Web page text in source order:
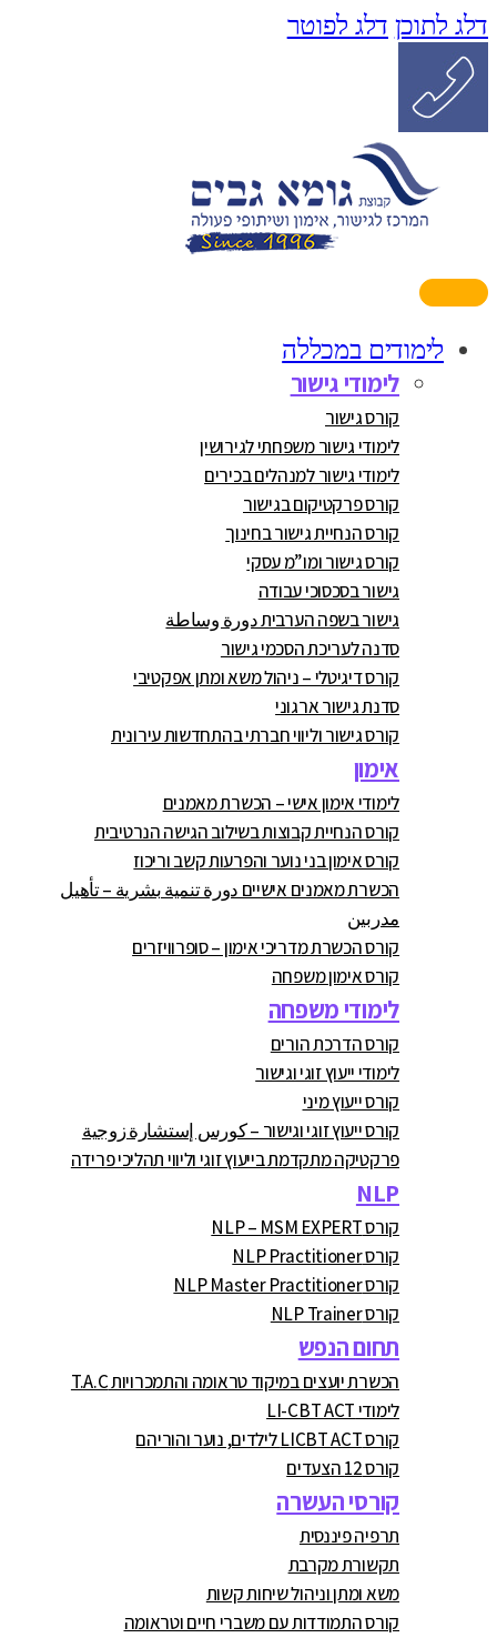
דלג לתוכן דלג לפוטר
לימודים במכללה
לימודי גישור
קורס גישור
לימודי גישור משפחתי לגירושין
לימודי גישור למנהלים בכירים
קורס פרקטיקום בגישור
קורס הנחיית גישור בחינוך
קורס גישור ומו”מ עסקי
גישור בסכסוכי עבודה
גישור בשפה הערבית دورة وساطة
סדנה לעריכת הסכמי גישור
קורס דיגיטלי – ניהול משא ומתן אפקטיבי
סדנת גישור ארגוני
קורס גישור וליווי חברתי בהתחדשות עירונית
אימון
לימודי אימון אישי – הכשרת מאמנים
קורס הנחיית קבוצות בשילוב הגישה הנרטיבית
קורס אימון בני נוער והפרעות קשב וריכוז
הכשרת מאמנים אישיים دورة تنمية بشرية – تأهيل
مدربين
קורס הכשרת מדריכי אימון – סופרוויזרים
קורס אימון משפחה
לימודי משפחה
קורס הדרכת הורים
לימודי ייעוץ זוגי וגישור
קורס ייעוץ מיני
קורס ייעוץ זוגי וגישור – كورس إستشارة زوجية
פרקטיקה מתקדמת בייעוץ זוגי וליווי תהליכי פרידה
NLP
קורס NLP – MSM EXPERT
קורס NLP Practitioner
קורס NLP Master Practitioner
קורס NLP Trainer
תחום הנפש
הכשרת יועצים במיקוד טראומה והתמכרויות T.A.C
לימודי LI-CBT ACT
קורס LICBT ACT לילדים, נוער והוריהם
קורס 12 הצעדים
קורסי העשרה
תרפיה פיננסית
תקשורת מקרבת
משא ומתן וניהול שיחות קשות
קורס התמודדות עם משברי חיים וטראומה